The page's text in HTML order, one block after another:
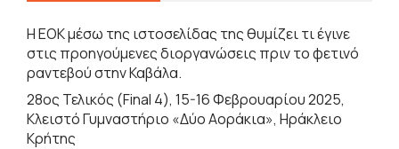
Η ΕΟΚ μέσω της ιστοσελίδας της θυμίζει τι έγινε
στις προηγούμενες διοργανώσεις πριν το φετινό
ραντεβού στην Καβάλα.
28ος Τελικός (Final 4), 15-16 Φεβρουαρίου 2025,
Κλειστό Γυμναστήριο «Δύο Αοράκια», Ηράκλειο
Κρήτης